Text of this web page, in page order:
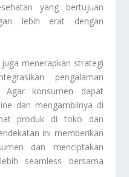
yang bertujuan
lebih erat dengan
menerapkan strategi
pengalaman
konsumen dapat
dan mengambilnya di
produk di toko dan
ini memberikan
dan menciptakan
seamless bersama